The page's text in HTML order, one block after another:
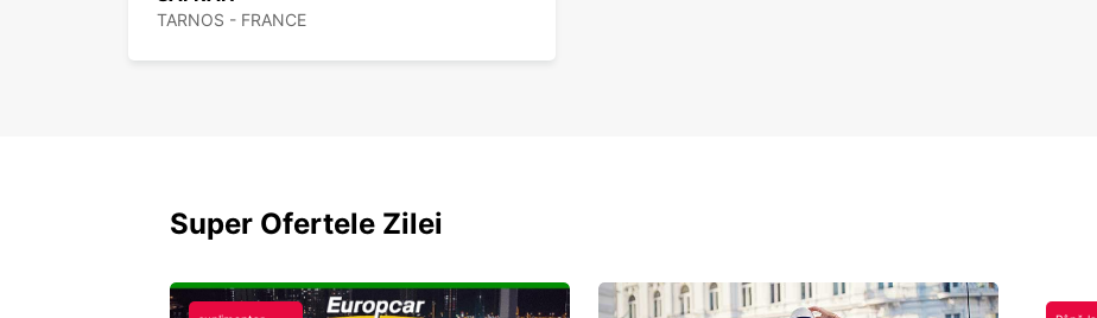
TARNOS - FRANCE
Super Ofertele Zilei